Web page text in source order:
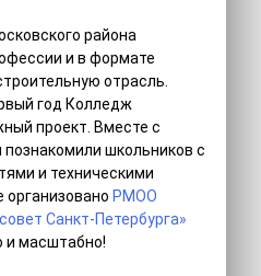
района
и в формате
отрасль.
год Колледж
проект. Вместе с
школьников с
и техническими
РМОО
Санкт-Петербурга»
и масштабно!